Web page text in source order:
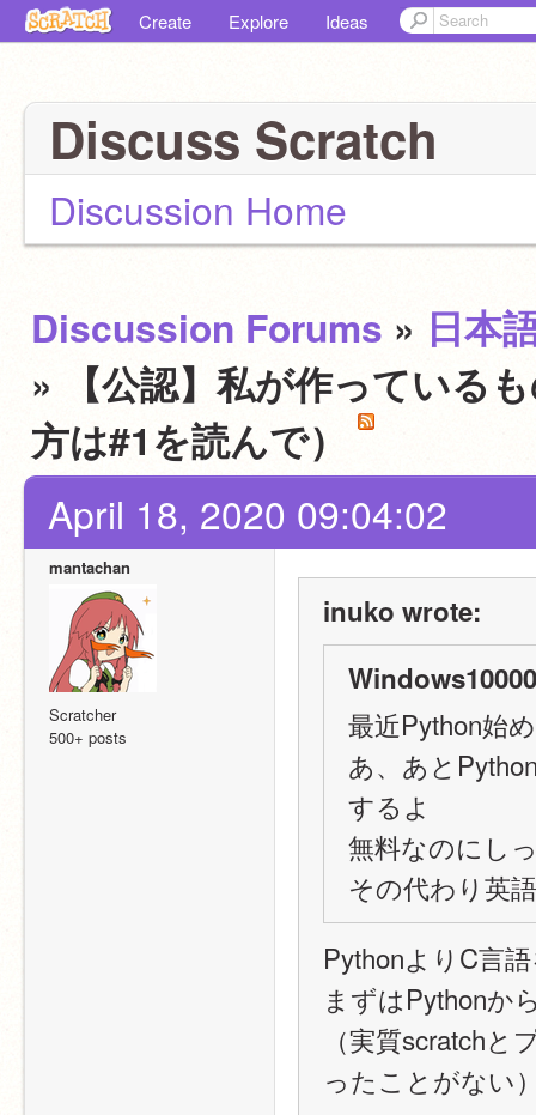
Create Explore Ideas
Discuss Scratch
Discussion Home
Discussion Forums » 日本
» 【公認】私が作っている
方は#1を読んで）
April 18, 2020 09:04:02
mantachan
Scratcher
500+ posts
inuko wrote:
最近Python始
あ、あと
するよ
無料なのにし
その代わり英
PythonよりC言
まずはPythonか
（実質scratch
ったことがない